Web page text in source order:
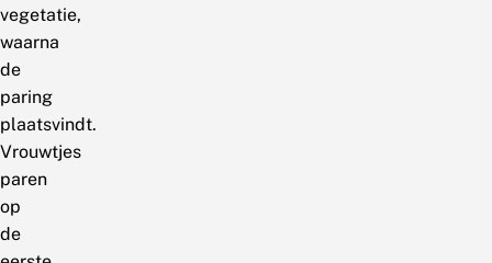
vegetatie,
waarna
de
paring
plaatsvindt.
Vrouwtjes
paren
op
de